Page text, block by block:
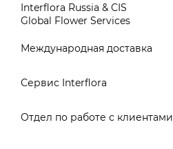
Interflora Russia & CIS
Global Flower Services
Версия для печати
Поиск
Международная доставка
Россия
Европа
Сервис Interflora
Заказ и оплата
Отдел по работе с клиентами